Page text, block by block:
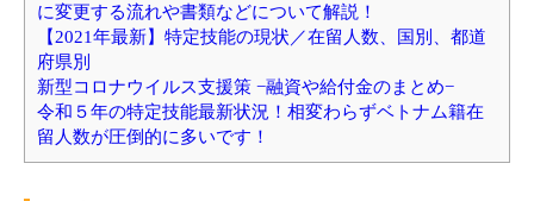
に変更する流れや書類などについて解説！
【2021年最新】特定技能の現状／在留人数、国別、都道
府県別
新型コロナウイルス支援策 −融資や給付金のまとめ−
令和５年の特定技能最新状況！相変わらずベトナム籍在
留人数が圧倒的に多いです！